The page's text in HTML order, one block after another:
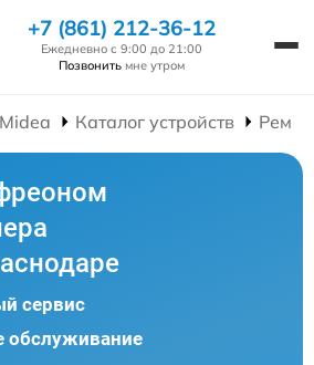
+7 (861) 212-36-12
Ежедневно с 9:00 до 21:00
Позвонить мне утром
Каталог устройств
сервис
обслуживание